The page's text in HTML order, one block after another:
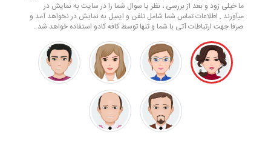
ما خیلی زود و بعد از بررسی ، نظر یا سوال شما را در سایت به نمایش در
میآورند . اطلاعات تماس شما شامل تلفن و ایمیل به نمایش در نخواهد آمد و
صرفا جهت ارتباطات آتی با شما و تنها توسط کافه کادو استفاده خواهد شد .